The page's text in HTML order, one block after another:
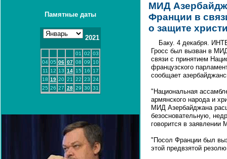
Памятные даты
2021
01 02 03
04 05 06 07 08 09
10
11
12 13 14 15 16
17
18 19 20 21 22 23 24
25 26 27 28 29 30 31
МИД
Франции в
о защите
Баку. 4 декабря.
Гросс был вызван в
связи с принятием
французского
сообщает
"Национальная
армянского народа и
МИД Азербайджана
безосновательную,
говорится в
"Посол Франции был
этой предвзятой